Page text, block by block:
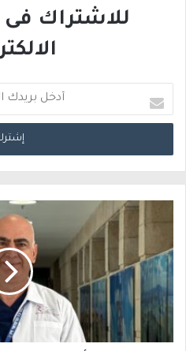
للاشتراك فى
د
خ
ي
د
ك
ا